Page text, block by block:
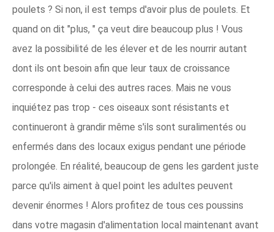
poulets ? Si non, il est temps d'avoir plus de poulets. Et
quand on dit "plus, " ça veut dire beaucoup plus ! Vous
avez la possibilité de les élever et de les nourrir autant
dont ils ont besoin afin que leur taux de croissance
corresponde à celui des autres races. Mais ne vous
inquiétez pas trop - ces oiseaux sont résistants et
continueront à grandir même s'ils sont suralimentés ou
enfermés dans des locaux exigus pendant une période
prolongée. En réalité, beaucoup de gens les gardent juste
parce qu'ils aiment à quel point les adultes peuvent
devenir énormes ! Alors profitez de tous ces poussins
dans votre magasin d'alimentation local maintenant avant